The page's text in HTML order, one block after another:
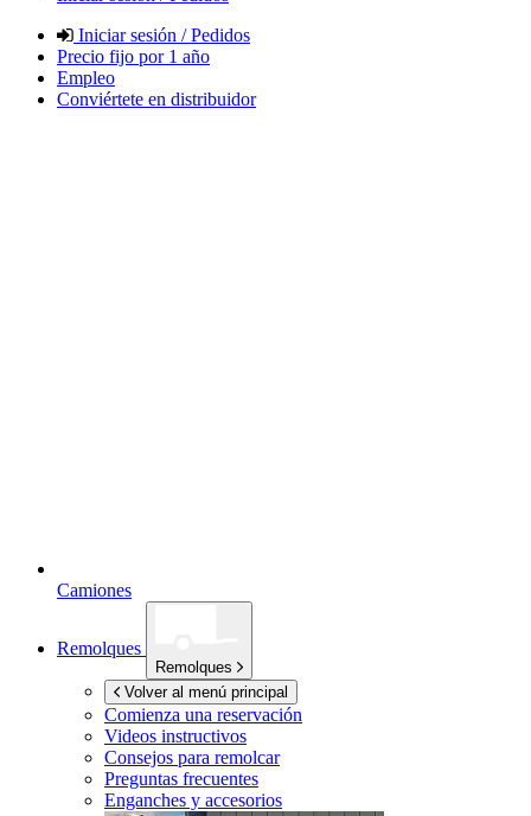
Iniciar sesión / Pedidos
Precio fijo por 1 año
Empleo
Conviértete en distribuidor
Camiones
Remolques
Remolques
Volver al menú principal
Comienza una reservación
Videos instructivos
Consejos para remolcar
Preguntas frecuentes
Enganches y accesorios